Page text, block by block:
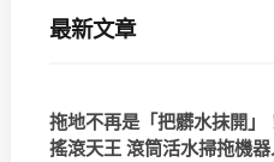
最新文章
拖地不再是「把髒水抹開
搖滾天王 滾筒活水掃拖機器